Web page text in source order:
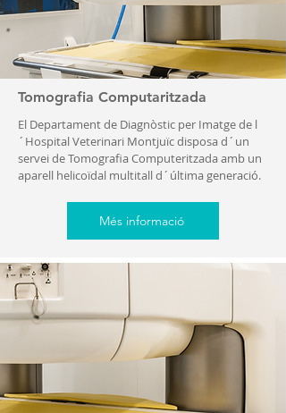
Tomografia Computaritzada
El Departament de Diagnòstic per Imatge de l
´Hospital Veterinari Montjuïc disposa d´un
servei de Tomografia Computeritzada amb un
aparell helicoïdal multitall d´última generació.
Més informació